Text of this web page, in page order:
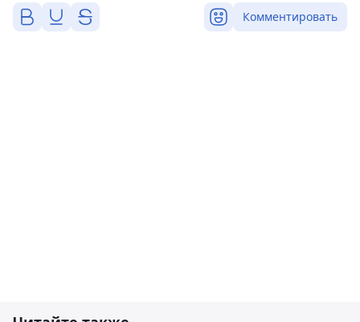
Комментировать